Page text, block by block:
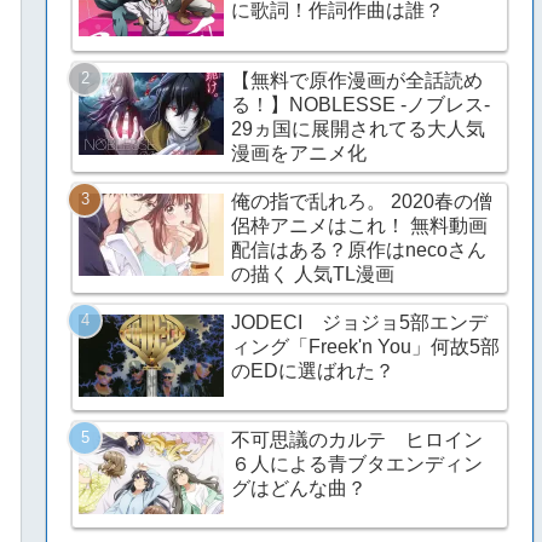
に歌詞！作詞作曲は誰？
【無料で原作漫画が全話読め
る！】NOBLESSE -ノブレス-
29ヵ国に展開されてる大人気
漫画をアニメ化
俺の指で乱れろ。 2020春の僧
侶枠アニメはこれ！ 無料動画
配信はある？原作はnecoさん
の描く 人気TL漫画
JODECI ジョジョ5部エンデ
ィング「Freek'n You」何故5部
のEDに選ばれた？
不可思議のカルテ ヒロイン
６人による青ブタエンディン
グはどんな曲？